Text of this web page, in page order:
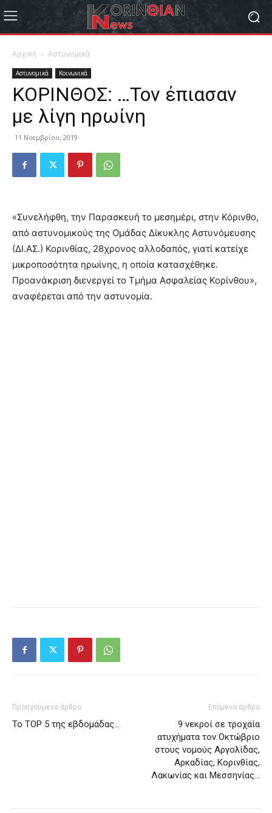
Αρχική Αστυνομικά
Αστυνομικά Κοινωνικά
ΚΟΡΙΝΘΟΣ: …Τον έπιασαν
με λίγη ηρωίνη
11 Νοεμβρίου, 2019
«Συνελήφθη, την Παρασκευή το μεσημέρι, στην Κόρινθο,
από αστυνομικούς της Ομάδας Δίκυκλης Αστυνόμευσης
(ΔΙ.ΑΣ.) Κορινθίας, 28χρονος αλλοδαπός, γιατί κατείχε
μικροποσότητα ηρωίνης, η οποία κατασχέθηκε.
Προανάκριση διενεργεί το Τμήμα Ασφαλείας Κορίνθου»,
αναφέρεται από την αστυνομία.
Προηγούμενο άρθρο
Το ΤΟP 5 της εβδομάδας…
Επόμενο άρθρο
9 νεκροί σε τροχαία
ατυχήματα τον Οκτώβριο
στους νομούς Αργολίδας,
Αρκαδίας, Κορινθίας,
Λακωνίας και Μεσσηνίας…